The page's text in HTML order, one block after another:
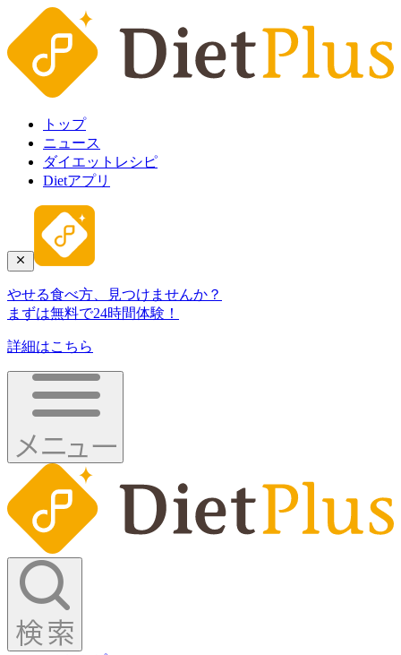
トップ
ニュース
ダイエットレシピ
Dietアプリ
やせる食べ方、見つけませんか？
まずは無料で24時間体験！
詳細はこちら